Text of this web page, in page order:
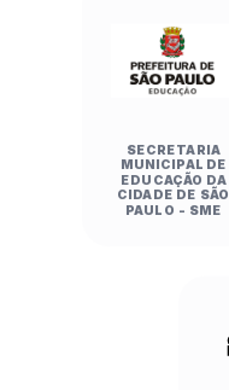
SECRETARIA
MUNICIPAL DE
EDUCAÇÃO DA
CIDADE DE SÃO
PAULO - SME